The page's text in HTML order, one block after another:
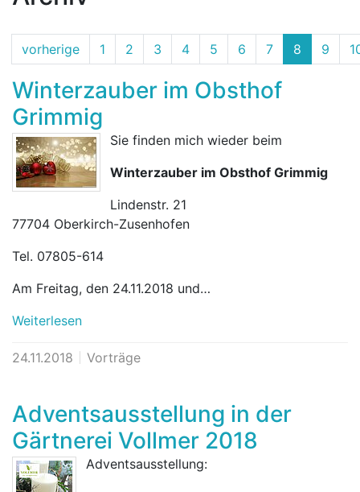
vorherige 1 2 3 4 5 6 7 8 9
Winterzauber im Obsthof
Grimmig
Sie finden mich wieder beim
Winterzauber im Obsthof Grimmig
Lindenstr. 21
77704 Oberkirch-Zusenhofen
Tel. 07805-614
Am Freitag, den 24.11.2018 und…
Weiterlesen
24.11.2018 Vorträge
Adventsausstellung in der
Gärtnerei Vollmer 2018
Adventsausstellung: